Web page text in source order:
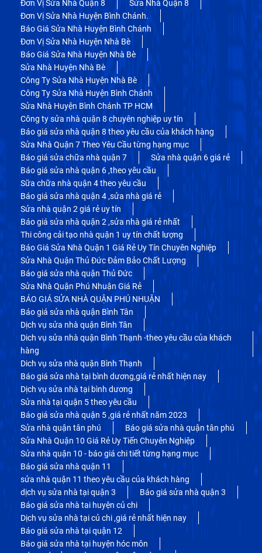
Đơn Vị Sửa Nhà Quận 8
Sửa Nhà Quận 8
Đơn Vị Sửa Nhà Huyện Bình Chánh.
Báo Giá Sửa Nhà Huyện Bình Chánh
Đơn Vị Sửa Nhà Huyện Nhà Bè
Báo Giá Sửa Nhà Huyện Nhà Bè
Sửa Nhà Huyện Nhà Bè
Công Ty Sửa Nhà Huyện Nhà Bè
Công Ty Sửa Nhà Huyện Bình Chánh
Sửa Nhà Huyện Bình Chánh TP HCM
Công ty sửa nhà quận 8 chuyên nghiệp uy tín
Báo giá sửa nhà quận 8 theo yêu cầu của khách hàng
Sửa Nhà Quận 7 Theo Yêu Cầu từng hạng mục
Báo giá sửa chữa nhà quận 7
Sửa nhà quận 6 giá rẻ
Báo giá sửa nhà quận 6 ,theo yêu cầu
Sữa chữa nhà quận 4 theo yêu cầu
Báo giá sửa nhà quận 4 ,sửa nhà giá rẻ
Sửa nhà quận 2 giá rẻ uy tín
Báo giá sửa nhà quận 2 ,sửa nhà giá rẻ nhất
Thi công cải tạo nhà quận 1 uy tín chất lượng
Báo Giá Sửa Nhà Quận 1 Giá Rẻ Uy Tín Chuyên Nghiệp
Sửa Nhà Quận Thủ Đức Đảm Bảo Chất Lượng
Báo giá sửa nhà quận Thủ Đức
Sửa Nhà Quận Phú Nhuận Giá Rẻ
BÁO GIÁ SỬA NHÀ QUẬN PHÚ NHUẬN
Báo giá sửa nhà quận Bình Tân
Dịch vụ sửa nhà quận Bình Tân
Dich vụ sửa nhà quận Bình Thạnh -theo yêu cầu của khách
hàng
Dich vụ sửa nhà quận Bình Thạnh
Báo giá sửa nhà tại bình dương,giá rẻ nhất hiện nay
Dịch vụ sửa nhà tại bình dương
Sửa nhà tại quận 5 theo yêu cầu
Báo giá sửa nhà quận 5 ,giá rẻ nhất năm 2023
Sửa nhà quận tân phú
Báo giá sửa nhà quận tân phú
Sửa Nhà Quận 10 Giá Rẻ Uy Tiến Chuyên Nghiệp
Sửa nhà quận 10 - báo giá chi tiết từng hạng mục
Báo giá sửa nhà quận 11
sửa nhà quận 11 theo yêu cầu của khách hàng
dịch vụ sửa nhà tại quận 3
Báo giá sửa nhà quận 3
Báo giá sửa nhà tai huyện củ chi
Dịch vụ sửa nhà tại củ chi ,giá rẻ nhất hiện nay
Báo giá sửa nhà tại quận 12
Báo giá sửa nhà tại huyện hóc môn